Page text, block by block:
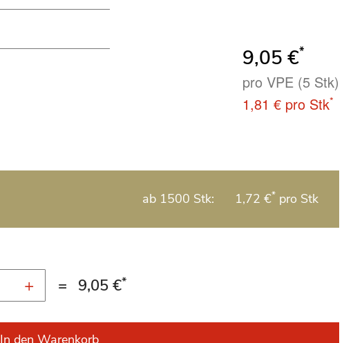
9,05 €*
pro VPE (5 Stk)
1,81 € pro Stk*
ab 1500 Stk: 1,72 €* pro Stk
= 9,05 €*